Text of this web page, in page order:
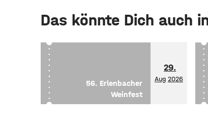
Das könnte Dich auch
56. Erlenbacher
Weinfest
29.
Aug 2026